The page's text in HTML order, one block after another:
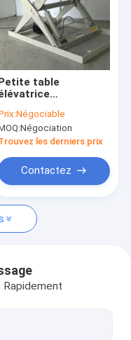
table
adaptée
besoins du client
ciseaux 300-
Négociable
Négociation
les derniers prix
Contactez
Rapidement